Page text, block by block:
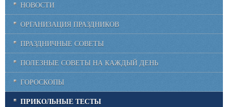
НОВОСТИ
ОРГАНИЗАЦИЯ ПРАЗДНИКОВ
ПРАЗДНИЧНЫЕ СОВЕТЫ
ПОЛЕЗНЫЕ СОВЕТЫ НА КАЖДЫЙ ДЕНЬ
ГОРОСКОПЫ
ПРИКОЛЬНЫЕ ТЕСТЫ